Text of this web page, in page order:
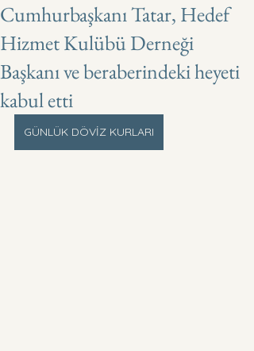
Cumhurbaşkanı Tatar, Hedef
Hizmet Kulübü Derneği
Başkanı ve beraberindeki heyeti
kabul etti
GÜNLÜK DÖVİZ KURLARI